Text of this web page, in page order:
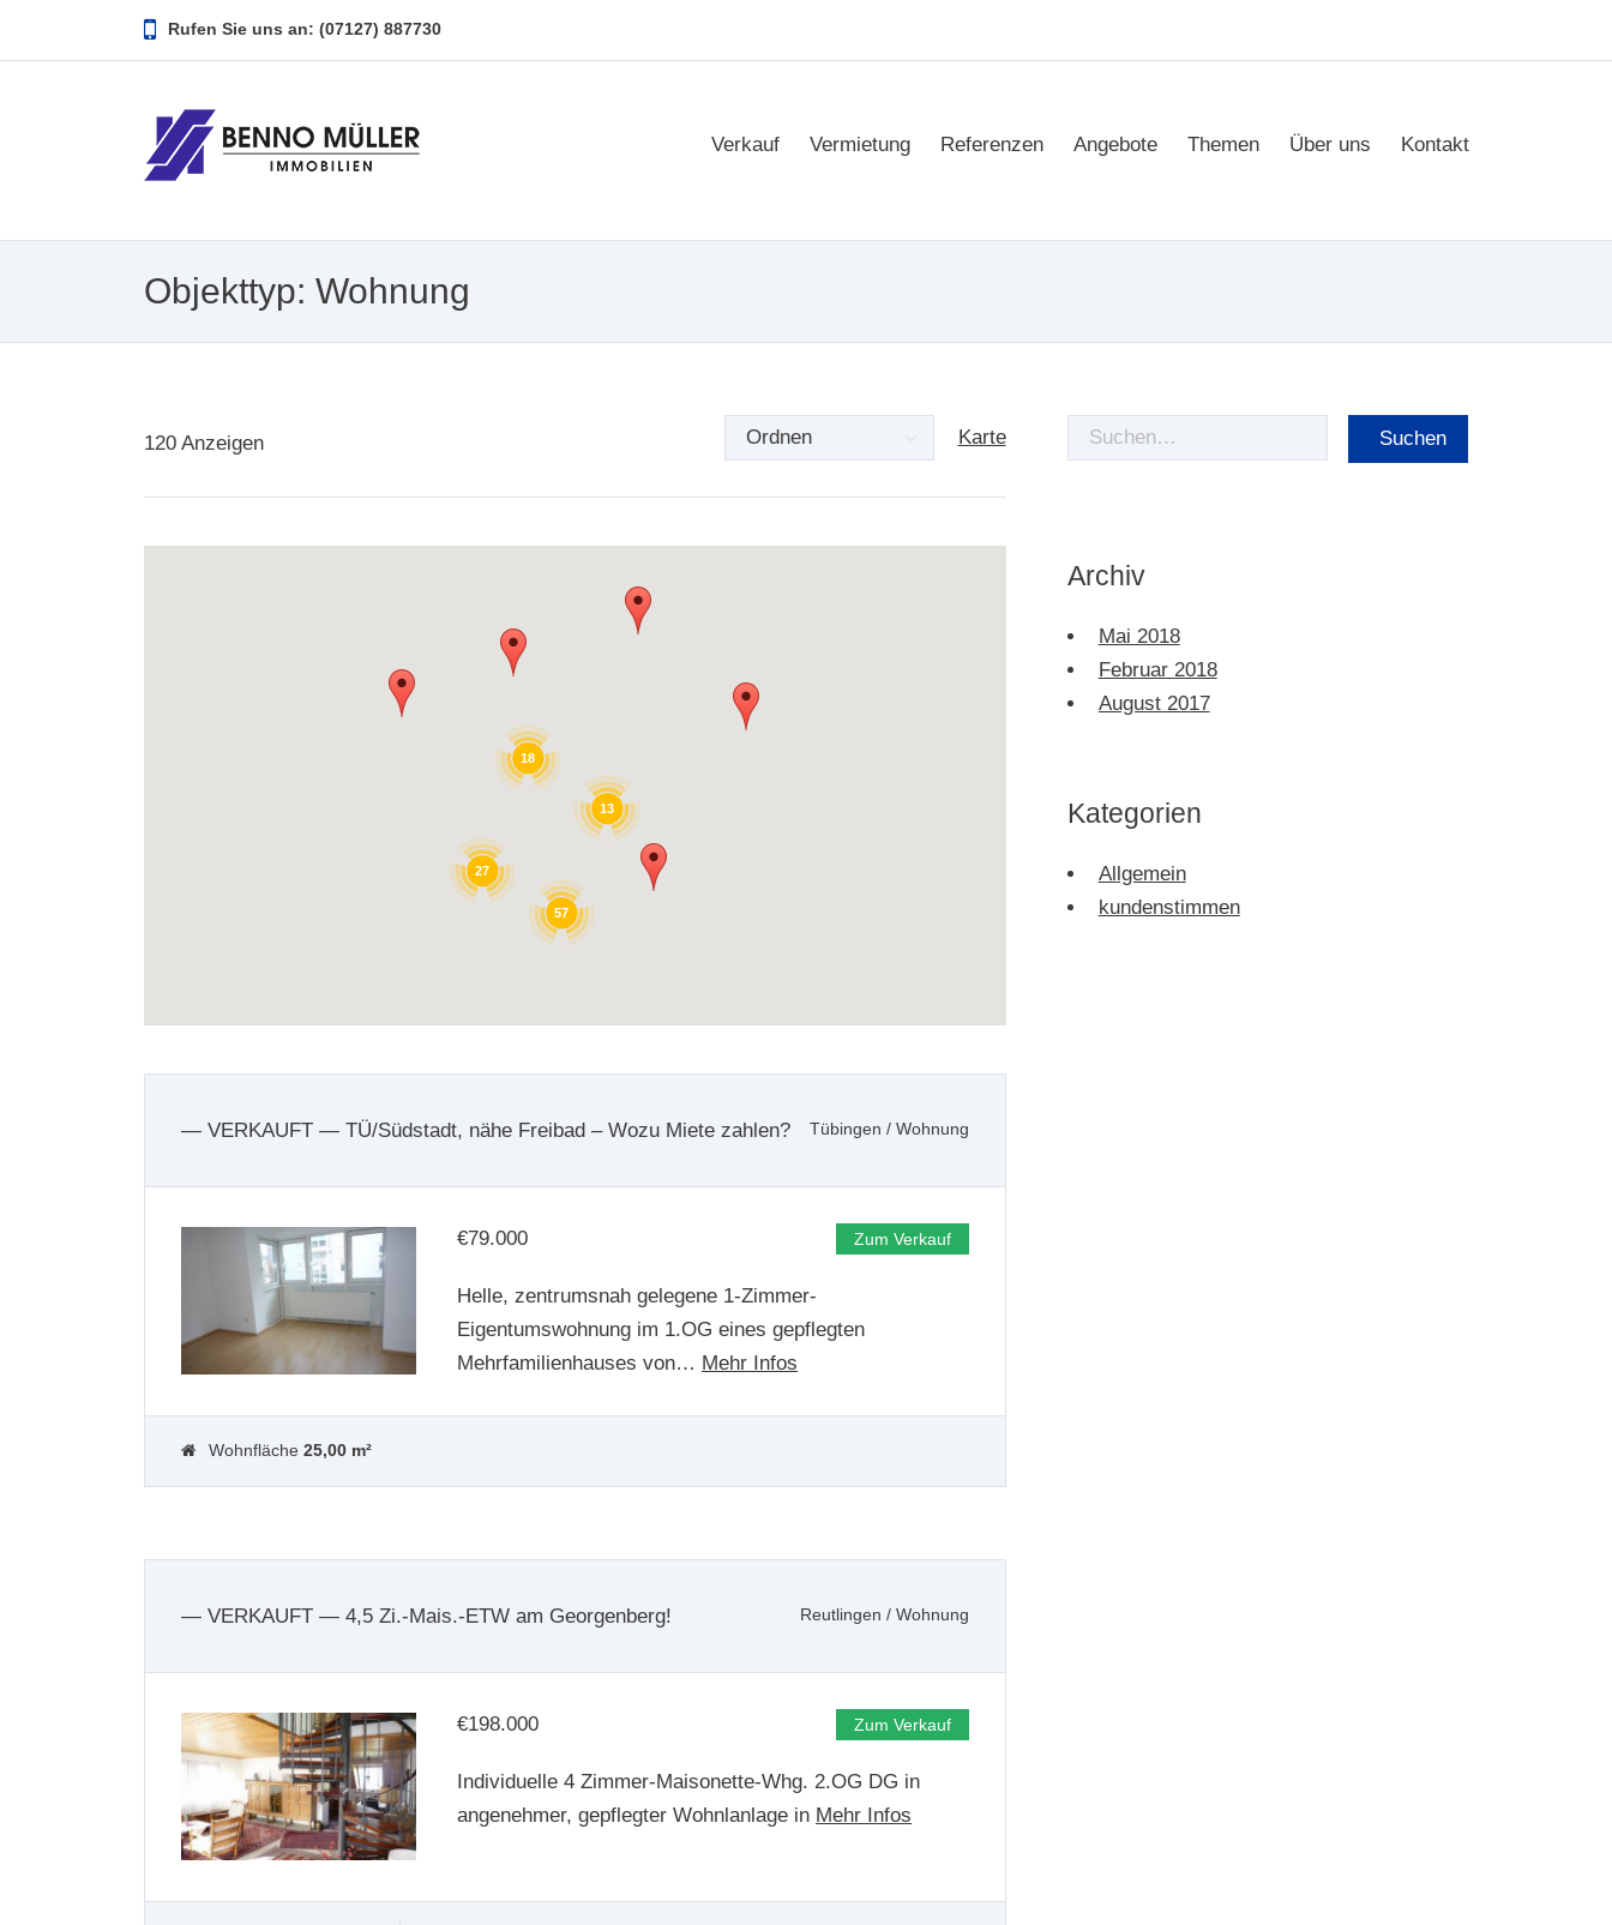
Rufen Sie uns an: (07127) 887730
Verkauf Vermietung Referenzen Angebote Themen Über uns Kontakt
Objekttyp: Wohnung
120Anzeigen Karte
27
18
13
57
— VERKAUFT — TÜ/Südstadt, nähe Freibad – Wozu Miete zahlen? Tübingen / Wohnung
€79.000 Zum Verkauf
Helle, zentrumsnah gelegene 1-Zimmer-
Eigentumswohnung im 1.OG eines gepflegten
Mehrfamilienhauses von… Mehr Infos
Wohnfläche 25,00 m²
— VERKAUFT — 4,5 Zi.-Mais.-ETW am Georgenberg! Reutlingen / Wohnung
€198.000 Zum Verkauf
Individuelle 4 Zimmer-Maisonette-Whg. 2.OG DG in
angenehmer, gepflegter Wohnlanlage in Mehr Infos
Suche
nach
Archiv
Mai 2018
Februar 2018
August 2017
Kategorien
Allgemein
kundenstimmen